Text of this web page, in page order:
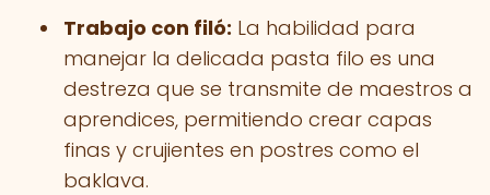
Trabajo con filó: La habilidad para
manejar la delicada pasta filo es una
destreza que se transmite de maestros a
aprendices, permitiendo crear capas
finas y crujientes en postres como el
baklava.